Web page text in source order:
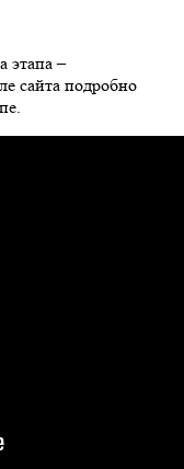
этапа –
сайта подробно